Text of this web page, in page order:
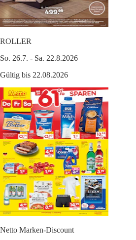
ROLLER
So. 26.7. - Sa. 22.8.2026
Gültig bis 22.08.2026
Netto Marken-Discount